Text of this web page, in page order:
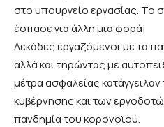
στο υπουργείο εργασίας. Το
έσπασε για άλλη μια φορά!
Δεκάδες εργαζόμενοι με τα
αλλά και τηρώντας με
μέτρα ασφαλείας κατάγγειλαν
κυβέρνησης και των
πανδημία του κορονοϊού.